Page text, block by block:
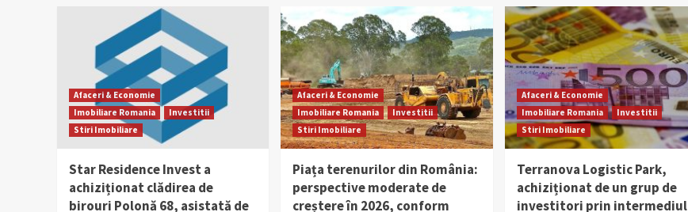
Afaceri & Economie
Imobiliare Romania
Investitii
Stiri Imobiliare
Star Residence Invest a
achiziționat clădirea de
birouri Polonă 68, asistată de
Afaceri & Economie
Imobiliare Romania
Investitii
Stiri Imobiliare
Piața terenurilor din România:
perspective moderate de
creștere în 2026, conform
Afaceri & Economie
Imobiliare Romania
Investitii
Stiri Imobiliare
Terranova Logistic Park,
achiziționat de un grup de
investitori prin intermediul